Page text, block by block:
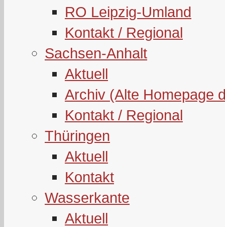
RO Leipzig-Umland
Kontakt / Regional
Sachsen-Anhalt
Aktuell
Archiv (Alte Homepage
Kontakt / Regional
Thüringen
Aktuell
Kontakt
Wasserkante
Aktuell